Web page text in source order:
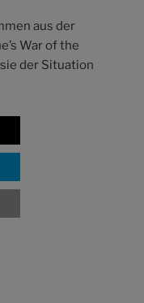
aus der
War of the
der Situation